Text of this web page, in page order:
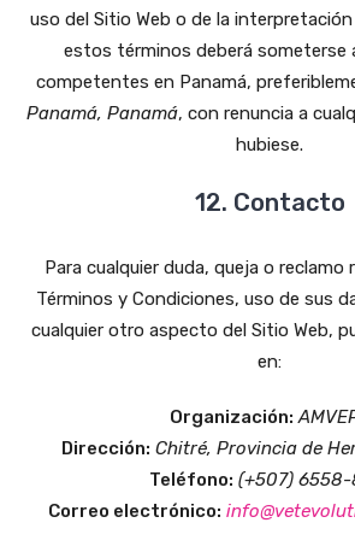
uso del Sitio Web o de la
estos términos deberá someterse
competentes en Panamá,
Panamá, Panamá, con renuncia a
hubiese.
12. Contacto
Para cualquier duda, queja o
Términos y Condiciones, uso de sus
cualquier otro aspecto del Sitio Web,
en:
Organización:
Dirección: Chitré, Provincia de
Teléfono: (+507) 6558-
Correo electrónico: